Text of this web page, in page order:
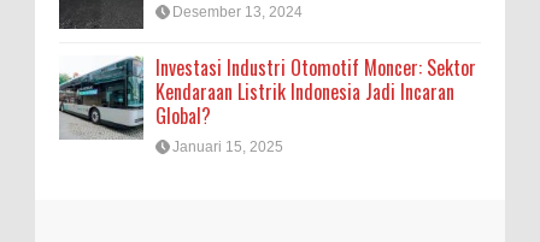
Desember 13, 2024
Investasi Industri Otomotif Moncer: Sektor
Kendaraan Listrik Indonesia Jadi Incaran
Global?
Januari 15, 2025